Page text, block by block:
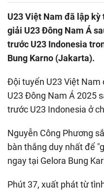
U23 Việt Nam đã lập
giải U23 Đông Nam Á
trước U23 Indonesia
Bung Karno (Jakarta).
Đội tuyển U23 Việt Nam
U23 Đông Nam Á 2025
trước U23 Indonesia ở
Nguyễn Công Phương
bàn thắng duy nhất để
ngay tại Gelora Bung
Phút 37, xuất phát từ